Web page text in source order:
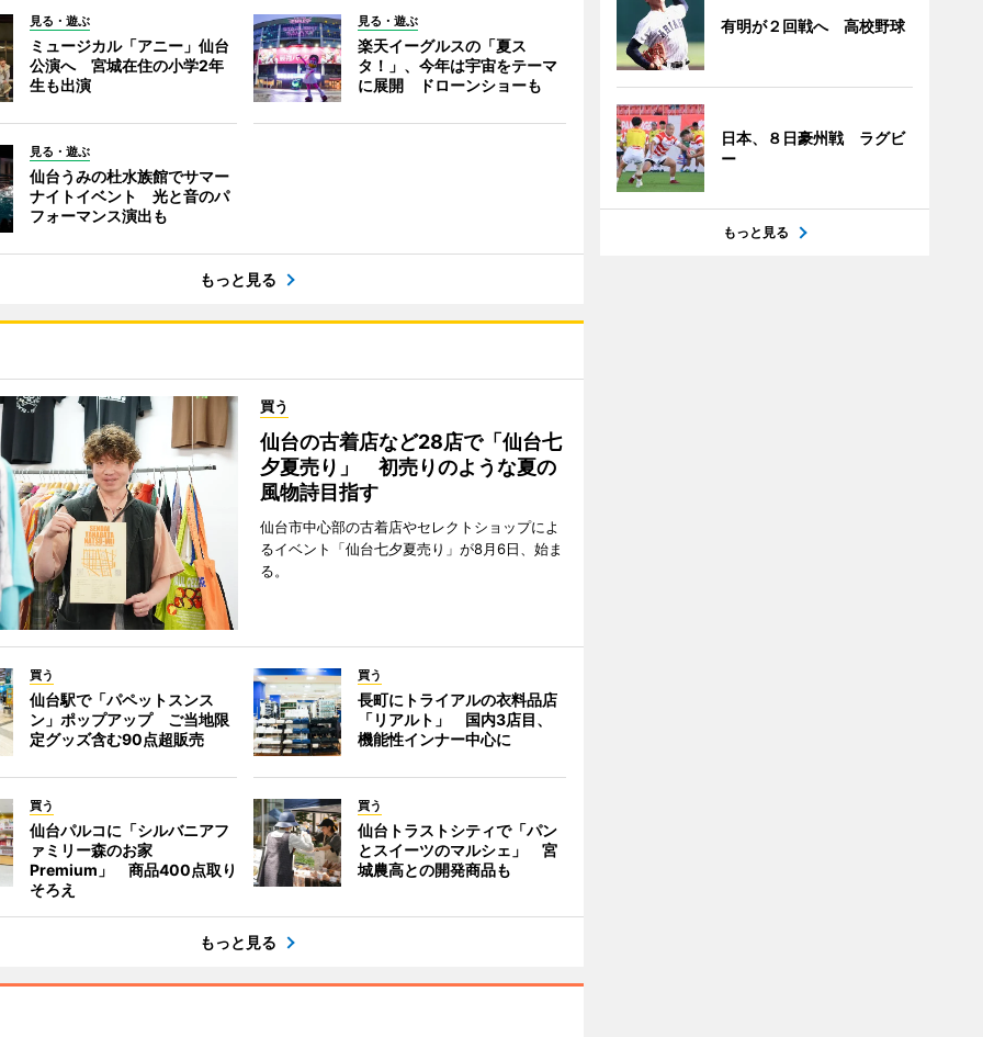
見る・遊ぶ
ミュージカル「アニー」仙台
公演へ 宮城在住の小学2年
生も出演
見る・遊ぶ
楽天イーグルスの「夏ス
タ！」、今年は宇宙をテーマ
に展開 ドローンショーも
見る・遊ぶ
仙台うみの杜水族館でサマー
ナイトイベント 光と音のパ
フォーマンス演出も
もっと見る
買う
仙台の古着店など28店で「仙台七
夕夏売り」 初売りのような夏の
風物詩目指す
仙台市中心部の古着店やセレクトショップによ
るイベント「仙台七夕夏売り」が8月6日、始ま
る。
買う
仙台駅で「パペットスンス
ン」ポップアップ ご当地限
定グッズ含む90点超販売
買う
長町にトライアルの衣料品店
「リアルト」 国内3店目、
機能性インナー中心に
買う
仙台パルコに「シルバニアフ
ァミリー森のお家
Premium」 商品400点取り
そろえ
買う
仙台トラストシティで「パン
とスイーツのマルシェ」 宮
城農高との開発商品も
もっと見る
有明が２回戦へ 高校野球
日本、８日豪州戦 ラグビ
ー
もっと見る